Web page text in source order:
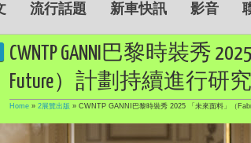
流行話題 新車快訊 影音
CWNTP GANNI巴黎時裝秀
Future）計劃持續進行研究
Home » 2展覽出版 » CWNTP GANNI巴黎時裝秀 2025 「未來面料」（